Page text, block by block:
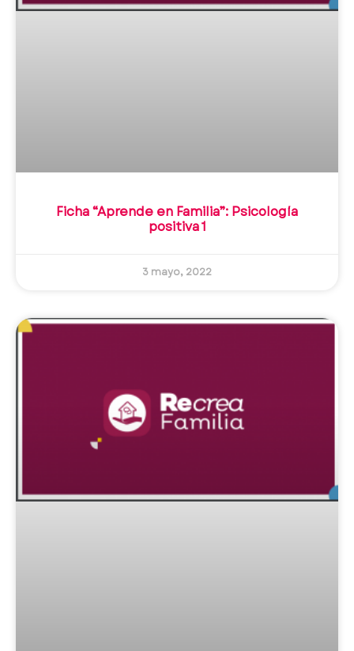
Ficha “Aprende en Familia”: Psicología
positiva 1
3 mayo, 2022